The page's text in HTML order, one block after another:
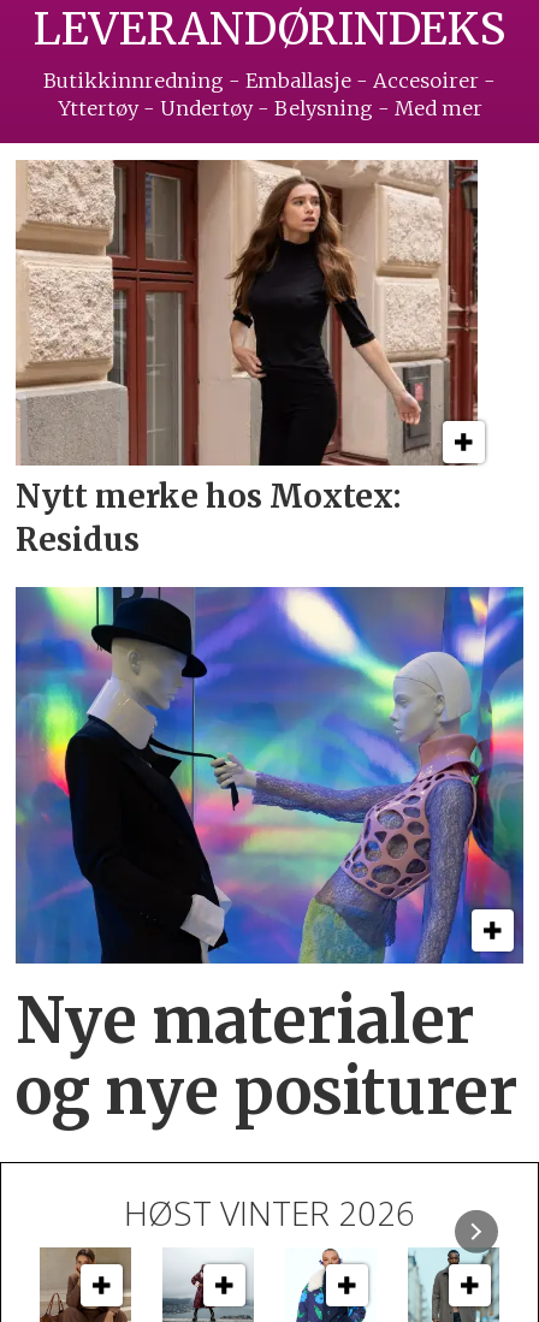
LEVERANDØRINDEKS
Butikkinnredning - Emballasje - Accesoirer -
Yttertøy - Undertøy - Belysning - Med mer
Nytt merke hos Moxtex:
Residus
Nye materialer
og nye positurer
HØST VINTER 2026